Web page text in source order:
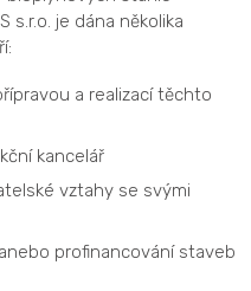
s.r.o. je dána několika
a realizací těchto
kancelář
vztahy se svými
profinancování staveb